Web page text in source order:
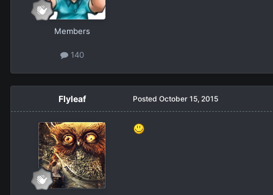
Members
140
Flyleaf Posted October 15, 2015